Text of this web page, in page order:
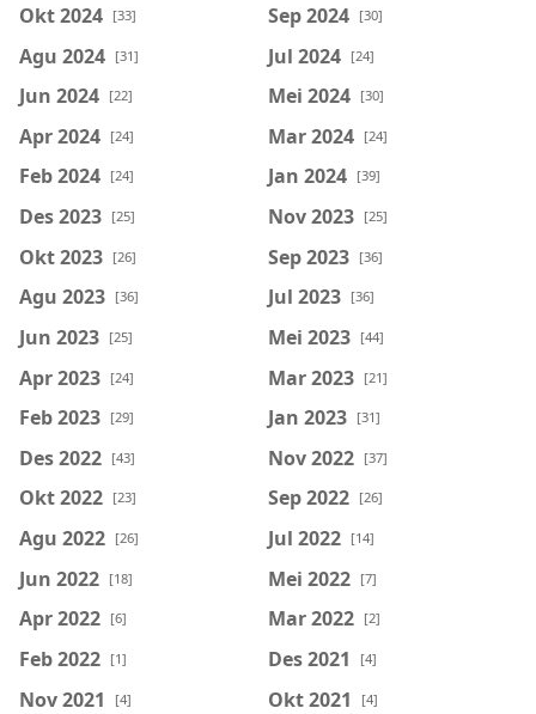
Okt 2024 [33] Sep 2024 [30]
Agu 2024 [31] Jul 2024 [24]
Jun 2024 [22] Mei 2024 [30]
Apr 2024 [24] Mar 2024 [24]
Feb 2024 [24] Jan 2024 [39]
Des 2023 [25] Nov 2023 [25]
Okt 2023 [26] Sep 2023 [36]
Agu 2023 [36] Jul 2023 [36]
Jun 2023 [25] Mei 2023 [44]
Apr 2023 [24] Mar 2023 [21]
Feb 2023 [29] Jan 2023 [31]
Des 2022 [43] Nov 2022 [37]
Okt 2022 [23] Sep 2022 [26]
Agu 2022 [26] Jul 2022 [14]
Jun 2022 [18] Mei 2022 [7]
Apr 2022 [6] Mar 2022 [2]
Feb 2022 [1] Des 2021 [4]
Nov 2021 [4] Okt 2021 [4]